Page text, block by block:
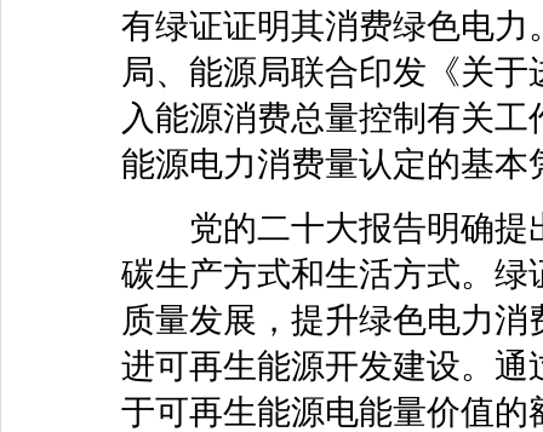
有绿证证明其消费绿色电
局、能源局联合印发《关
入能源消费总量控制有关
能源电力消费量认定的基本
党的二十大报告明确提
碳生产方式和生活方式。
质量发展，提升绿色电力
进可再生能源开发建设。
于可再生能源电能量价值